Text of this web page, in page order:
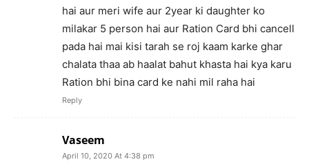
hai aur meri wife aur 2year ki daughter ko
milakar 5 person hai aur Ration Card bhi cancell
pada hai mai kisi tarah se roj kaam karke ghar
chalata thaa ab haalat bahut khasta hai kya karu
Ration bhi bina card ke nahi mil raha hai
Reply
Vaseem
April 10, 2020 At 4:38 pm